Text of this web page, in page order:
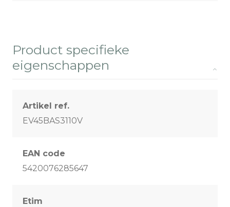
Product specifieke
eigenschappen
Artikel ref.
EV45BAS3110V
EAN code
5420076285647
Etim